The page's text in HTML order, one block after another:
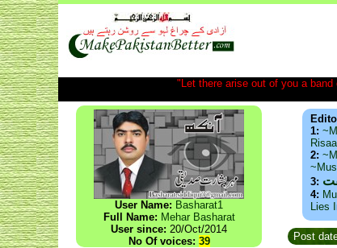
"Let there arise out of you a
User Name: Basharat1
Full Name: Mehar Basharat
User since: 20/Oct/2014
No Of voices: 39
1:
2:
3:
4:
Lies
Post